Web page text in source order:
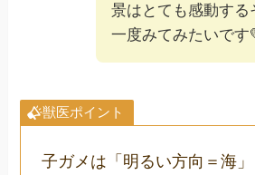
景はとても感動する
一度みてみたいです
獣医ポイント
子ガメは「明るい方向＝海